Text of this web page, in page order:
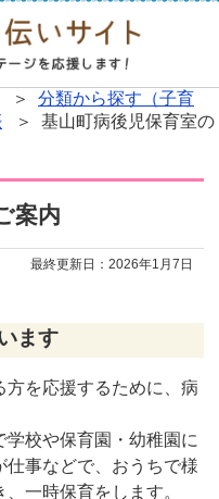
＞ 分類から探す（子育
＞ 基山町病後児保育室の
案内
最終更新日：2026年1月7日
ます
を応援するために、病
校や保育園・幼稚園に
事などで、おうちで様
一時保育をします。